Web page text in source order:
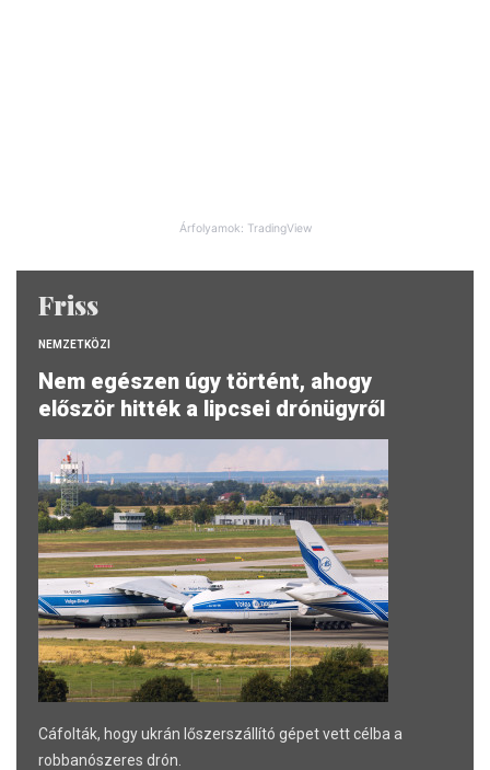
Árfolyamok: TradingView
Friss
NEMZETKÖZI
Nem egészen úgy történt, ahogy
először hitték a lipcsei drónügyről
Cáfolták, hogy ukrán lőszerszállító gépet vett célba a
robbanószeres drón.